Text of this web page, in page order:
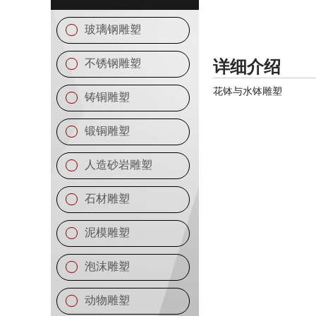
玻璃钢雕塑
不锈钢雕塑
铸铜雕塑
锻铜雕塑
人造砂岩雕塑
石材雕塑
泥模雕塑
泡沫雕塑
动物雕塑
详细介绍
花钵与水钵雕塑